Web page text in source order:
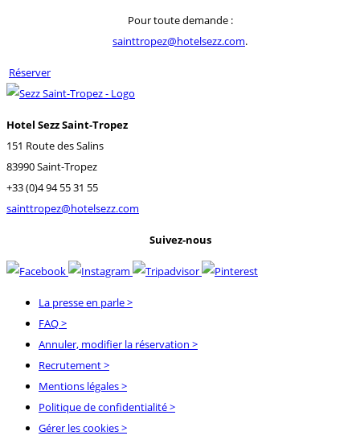
Pour toute demande :
sainttropez@hotelsezz.com.
Réserver
Hotel Sezz Saint-Tropez
151 Route des Salins
83990 Saint-Tropez
+33 (0)4 94 55 31 55
sainttropez@hotelsezz.com
Suivez-nous
La presse en parle>
FAQ>
Annuler, modifier la réservation >
Recrutement>
Mentions légales>
Politique de confidentialité>
Gérer les cookies >